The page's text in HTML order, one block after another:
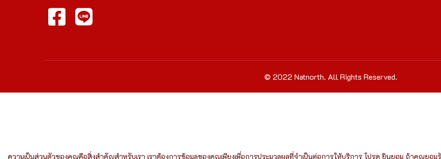
ความเป็นส่วนตัวของคุณคือสิ่งสำคัญสำหรับเรา เราต้องการข้อมูลของคุณเพียงเพื่อการประมวลผลที่จำเป็นต่อการให้บริการ โปรด ยินยอม ถ้าคุณยอม
© 2022 Natnorth. All Rights Reserved.